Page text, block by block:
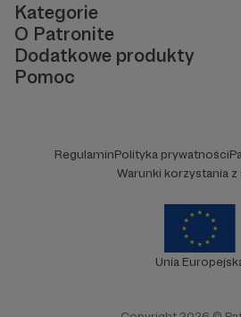
Kategorie
O Patronite
Dodatkowe produkty
Pomoc
RegulaminPolityka prywatności
Warunki korzystania z
Unia